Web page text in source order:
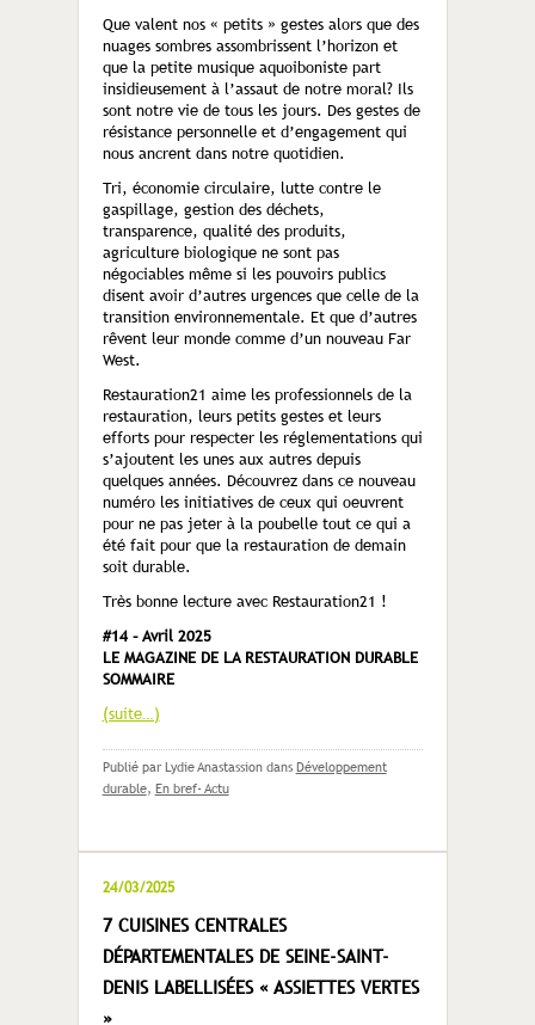
Que valent nos « petits » gestes alors que des
nuages sombres assombrissent l’horizon et
que la petite musique aquoiboniste part
insidieusement à l’assaut de notre moral? Ils
sont notre vie de tous les jours. Des gestes de
résistance personnelle et d’engagement qui
nous ancrent dans notre quotidien.
Tri, économie circulaire, lutte contre le
gaspillage, gestion des déchets,
transparence, qualité des produits,
agriculture biologique ne sont pas
négociables même si les pouvoirs publics
disent avoir d’autres urgences que celle de la
transition environnementale. Et que d’autres
rêvent leur monde comme d’un nouveau Far
West.
Restauration21 aime les professionnels de la
restauration, leurs petits gestes et leurs
efforts pour respecter les réglementations qui
s’ajoutent les unes aux autres depuis
quelques années. Découvrez dans ce nouveau
numéro les initiatives de ceux qui oeuvrent
pour ne pas jeter à la poubelle tout ce qui a
été fait pour que la restauration de demain
soit durable.
Très bonne lecture avec Restauration21 !
#14 – Avril 2025
LE MAGAZINE DE LA RESTAURATION DURABLE
SOMMAIRE
(suite…)
Publié par Lydie Anastassion dans Développement
durable, En bref- Actu
24/03/2025
7 CUISINES CENTRALES
DÉPARTEMENTALES DE SEINE-SAINT-
DENIS LABELLISÉES « ASSIETTES VERTES
»